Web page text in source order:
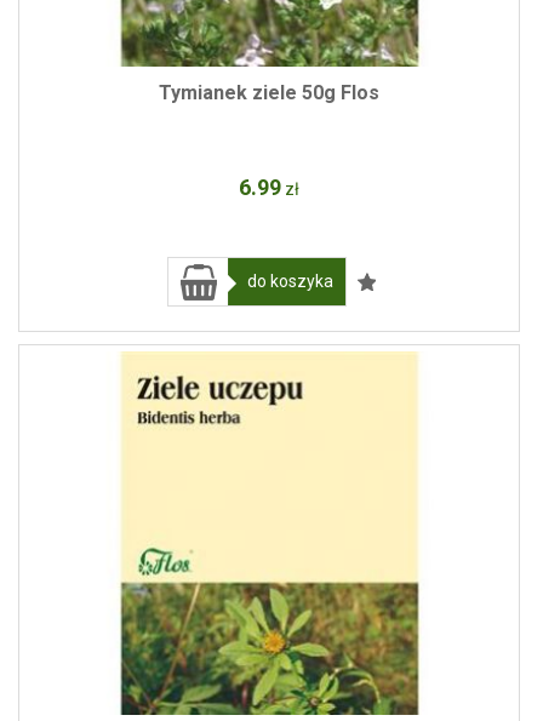
Tymianek ziele 50g Flos
6.99 zł
do koszyka